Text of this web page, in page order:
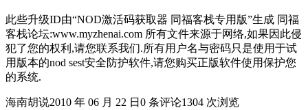
此些升级ID由“NOD激活码获取器 同福客栈专用版”生成 同福
客栈论坛:www.myzhenai.com 所有文件来源于网络,如果因此侵
犯了您的权利,请您联系我们.所有用户名与密码只是使用于试
用版本的nod sest安全防护软件,请您购买正版软件使用保护您
的系统.
海南胡说2010 年 06 月 22 日 0 条评论1304 次浏览